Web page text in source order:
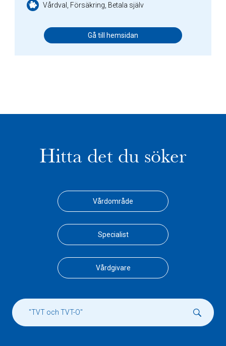
Vårdval, Försäkring, Betala själv
Gå till hemsidan
Hitta det du söker
Vårdområde
Specialist
Vårdgivare